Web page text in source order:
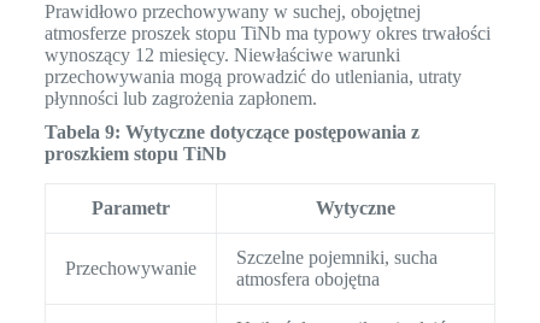
Prawidłowo przechowywany w suchej, obojętnej
atmosferze proszek stopu TiNb ma typowy okres trwałości
wynoszący 12 miesięcy. Niewłaściwe warunki
przechowywania mogą prowadzić do utleniania, utraty
płynności lub zagrożenia zapłonem.
Tabela 9: Wytyczne dotyczące postępowania z
proszkiem stopu TiNb
Parametr Wytyczne
Przechowywanie
Szczelne pojemniki, sucha
atmosfera obojętna